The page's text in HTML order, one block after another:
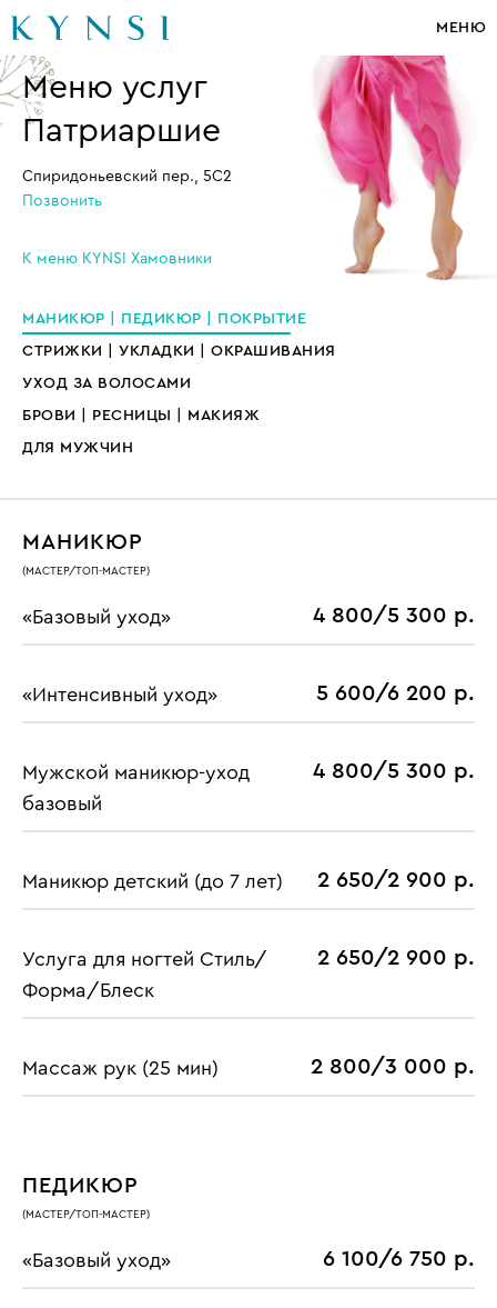
МЕНЮ
Меню услуг
Патриаршие
Спиридоньевский пер., 5С2
Позвонить
К меню KYNSI Хамовники
МАНИКЮР | ПЕДИКЮР | ПОКРЫТИЕ
СТРИЖКИ | УКЛАДКИ | ОКРАШИВАНИЯ
УХОД ЗА ВОЛОСАМИ
БРОВИ | РЕСНИЦЫ | МАКИЯЖ
ДЛЯ МУЖЧИН
МАНИКЮР
(МАСТЕР/ТОП-МАСТЕР)
«Базовый уход» 4 800/5 300 р.
«Интенсивный уход» 5 600/6 200 р.
Мужской маникюр-уход
базовый
4 800/5 300 р.
Маникюр детский (до 7 лет) 2 650/2 900 р.
Услуга для ногтей Стиль/
Форма/Блеск
2 650/2 900 р.
Массаж рук (25 мин) 2 800/3 000 р.
ПЕДИКЮР
(МАСТЕР/ТОП-МАСТЕР)
«Базовый уход» 6 100/6 750 р.